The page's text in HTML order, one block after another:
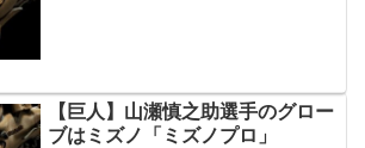
【巨人】山瀬慎之助選手のグロー
ブはミズノ「ミズノプロ」